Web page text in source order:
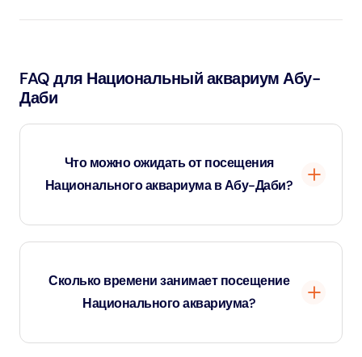
FAQ для Национальный аквариум Абу-
Даби
Что можно ожидать от посещения
Национального аквариума в Абу-Даби?
Национальный аквариум в Абу-Даби — крупнейший
представлено более 46 000 морских и пресноводных
животных в 10 тематических зонах. Посетители могут
Сколько времени занимает посещение
Национального аквариума?